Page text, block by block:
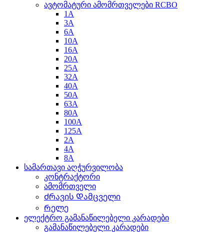
ავტომატური ამომრთველები RCBO
1A
3A
6A
10A
16A
20A
25A
32A
40A
50A
63A
80A
100A
125A
2A
4A
8A
სამართავი აღჭურვილობა
კონტრაქტორი
ამომრთველი
Ძრავის Დამცველი
Რელე
ელექტრო გამანაწილებელი კარადები
გამანაწილებელი კარადები